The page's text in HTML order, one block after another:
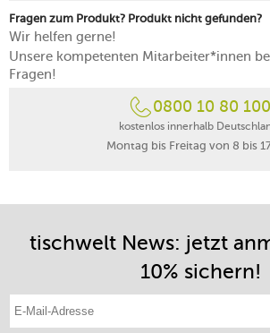
Made in Italy
Fragen zum Produkt? Produkt nicht gefunden?
Wir helfen gerne!
Unsere kompetenten Mitarbeiter*innen
Fragen!
0800 10 80 100
kostenlos innerhalb
Montag bis Freitag von 8 bis
tischwelt News: jetzt
10% sichern!